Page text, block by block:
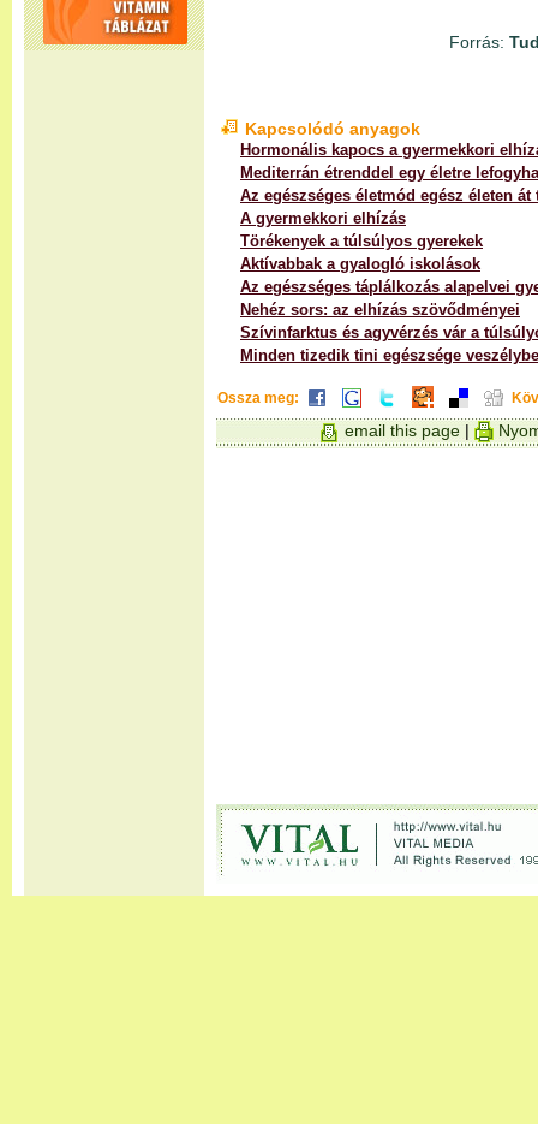
Forrás:
Kapcsolódó anyagok
Hormonális kapocs a gyermekkori
Mediterrán étrenddel egy életre
Az egészséges életmód egész életen át
A gyermekkori elhízás
Törékenyek a túlsúlyos gyerekek
Aktívabbak a gyalogló iskolások
Az egészséges táplálkozás alapelvei
Nehéz sors: az elhízás szövődményei
Szívinfarktus és agyvérzés vár a
Minden tizedik tini egészsége
Ossza meg:
email this page |